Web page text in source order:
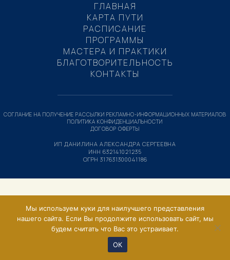
ГЛАВНАЯ
КАРТА ПУТИ
РАСПИСАНИЕ
ПРОГРАММЫ
МАСТЕРА И ПРАКТИКИ
БЛАГОТВОРИТЕЛЬНОСТЬ
КОНТАКТЫ
ИП ДАНИЛИНА АЛЕКСАНДРА СЕРГЕЕВНА
ИНН 632141021235
ОГРН 317631300041186
СОГЛАНИЕ НА ПОЛУЧЕНИЕ РАССЫЛКИ РЕКЛАМНО-ИНФОРМАЦИОННЫХ МАТЕРИАЛОВ
ПОЛИТИКА КОНФИДЕНЦИАЛЬНОСТИ
ДОГОВОР ОФЕРТЫ
Мы используем куки для наилучшего представления
нашего сайта. Если Вы продолжите использовать сайт, мы
будем считать что Вас это устраивает.
ОК